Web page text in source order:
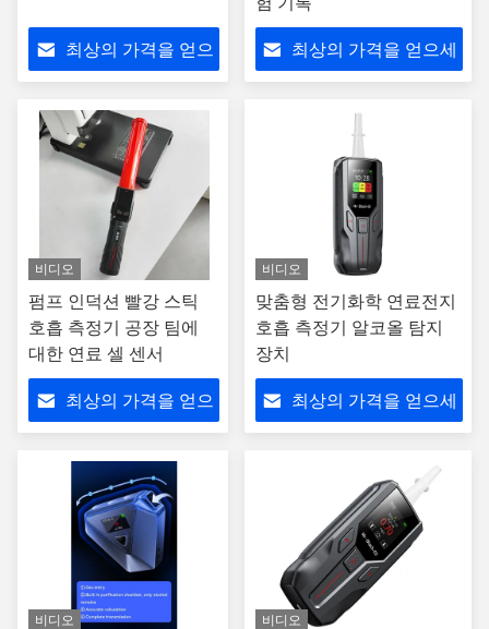
최상의 가격을 얻으 최상의 가격을 얻으세
비디오
펌프 인덕션 빨강 스틱
호흡 측정기 공장 팀에
대한 연료 셀 센서
최상의 가격을 얻으
비디오
맞춤형 전기화학 연료전지
호흡 측정기 알코올 탐지
장치
최상의 가격을 얻으세
비디오 비디오